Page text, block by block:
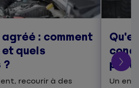
: comment
quels
?
recourir à des
Un